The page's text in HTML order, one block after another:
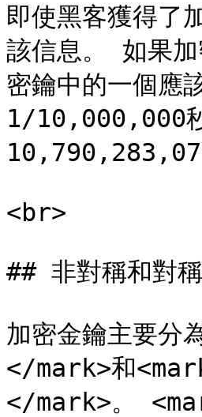
即使黑客獲得了
該信息。 如果
密鑰中的一個應
1/10,000,000秒
<br>
## 非對稱和對
加密金鑰主要
</mark>和
</mark>。